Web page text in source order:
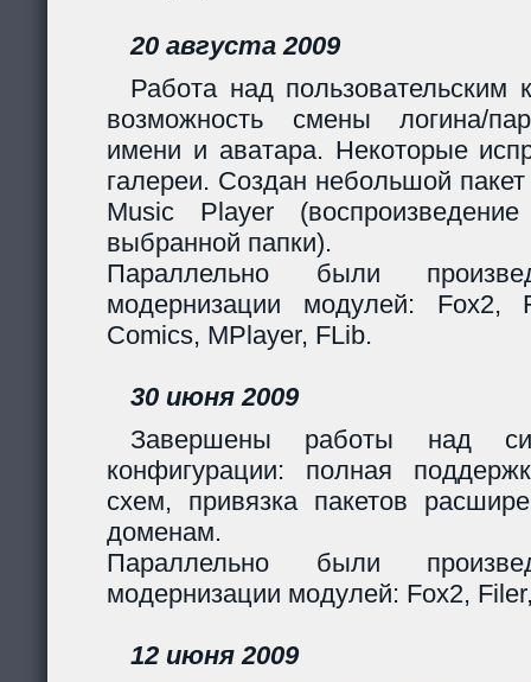
20 августа 2009
Работа над пользовательским
возможность смены логина/
имени и аватара. Некоторые
галереи. Создан небольшой
Music Player
выбранной папки).
Параллельно были
модернизации модулей: Fox2,
Comics, MPlayer, FLib.
30 июня 2009
Завершены работы над
конфигурации: полная
схем, привязка пакетов
доменам.
Параллельно были
модернизации модулей: Fox2,
12 июня 2009